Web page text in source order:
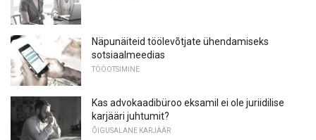
Näpunäiteid töölevõtjate ühendamiseks
sotsiaalmeedias
TÖÖOTSIMINE
Kas advokaadibüroo eksamil ei ole juriidilise
karjääri juhtumit?
ÕIGUSALANE KARJÄÄR